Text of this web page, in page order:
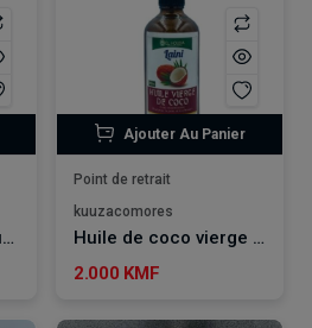
Huile de baobab pour corps & cheveux 30ml YOUSRA COSMETICS
Ajouter Au Panier
Point de retrait
kuuzacomores
Huile de coco vierge 100ml EL HOUDA
2.000 KMF